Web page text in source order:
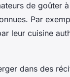
de goûter
Par
leur cuisine
dans des